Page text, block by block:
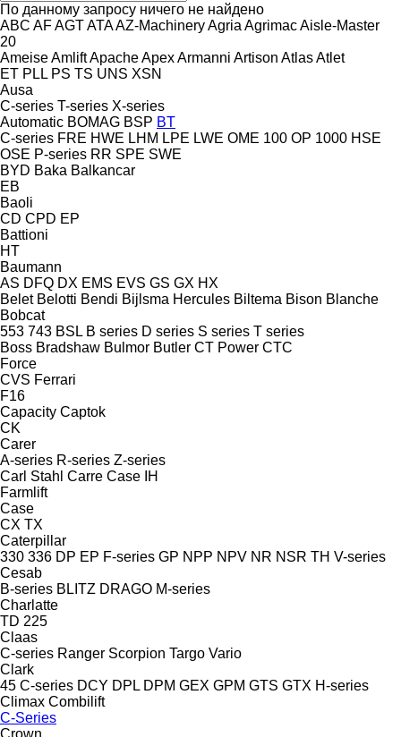
По данному запросу ничего не найдено
ABC AFAGTATAAZ-MachineryAgria AgrimacAisle-Master
20
AmeiseAmliftApacheApexArmanni Artison AtlasAtlet
ET PLL PS TS UNS XSN
Ausa
C-series T-series X-series
Automatic BOMAG BSP BT
C-series FRE HWE LHM LPE LWE OME 100 OP 1000 HSE
OSE P-series RR SPE SWE
BYD Baka Balkancar
EB
Baoli
CD CPD EP
Battioni
HT
Baumann
AS DFQ DX EMS EVS GS GX HX
Belet Belotti Bendi Bijlsma Hercules Biltema Bison Blanche
Bobcat
553 743 BSL B series D series S series T series
Boss Bradshaw Bulmor Butler CT Power CTC
Force
CVS Ferrari
F16
Capacity Captok
CK
Carer
A-series R-series Z-series
Carl Stahl Carre Case IH
Farmlift
Case
CX TX
Caterpillar
330 336 DP EP F-series GP NPP NPV NR NSR TH V-series
Cesab
B-series BLITZ DRAGO M-series
Charlatte
TD 225
Claas
C-series Ranger Scorpion Targo Vario
Clark
45 C-series DCY DPL DPM GEX GPM GTS GTX H-series
Climax Combilift
C-Series
Crown